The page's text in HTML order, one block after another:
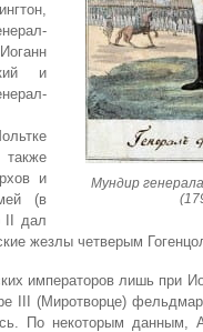
Мундир
и
и
(в
II дал
жезлы четверым
императоров лишь при
III (Миротворце)
По некоторым данным,